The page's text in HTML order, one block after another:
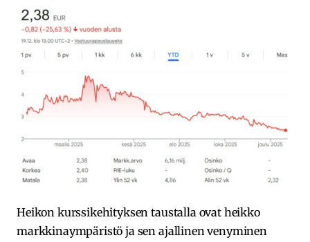
Heikon kurssikehityksen taustalla ovat heikko
markkinaympäristö ja sen ajallinen venyminen